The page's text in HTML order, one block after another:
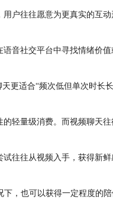
户往往愿意为更真实的互
音社交平台中寻找情绪价
更适合“频次低但单次时长
轻量级消费。而视频聊天
往往从视频入手，获得新
，也可以获得一定程度的